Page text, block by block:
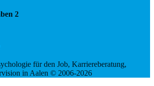
2
für den Job, Karriereberatung,
in Aalen © 2006-2026